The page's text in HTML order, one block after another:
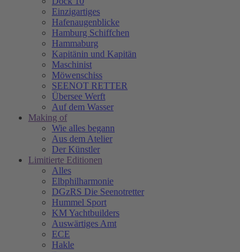
Einzigartiges
Hafenaugen­blicke
Hamburg Schiffchen
Hammaburg
Kapitänin und Kapitän
Maschinist
Möwenschiss
SEENOT RETTER
Übersee Werft
Auf dem Wasser
Making of
Wie alles begann
Aus dem Atelier
Der Künstler
Limitierte Editionen
Alles
Elbphilharmonie
DGzRS Die Seenotretter
Hummel Sport
KM Yachtbuilders
Auswärtiges Amt
ECE
Hakle